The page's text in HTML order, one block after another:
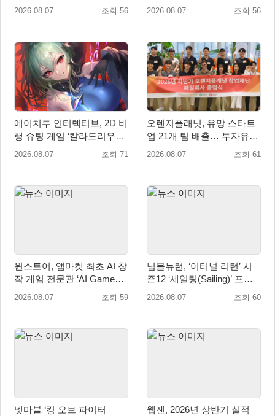
2026.08.07 조회 56 2026.08.07 조회 56
에이치투 인터렉티브, 2D 비
행 슈팅 게임 ‘칼라드리우스
2/다크 엘레멘트’ 올 겨울 전
2026.08.07 조회 71
오렌지플래닛, 유망 스타트
업 21개 팀 배출… 투자유치∙
매출성장 성과 눈길
2026.08.07 조회 61
원스토어, 앱마켓 최초 AI 창
작 게임 전문관 ‘AI Games’
오픈
2026.08.07 조회 59
님블뉴런, ‘이터널 리턴’ 시
즌12 ‘세일링(Sailing)’ 프리
시즌 시작
2026.08.07 조회 60
넷마블 ‘킹 오브 파이터
웹젠, 2026년 상반기 실적